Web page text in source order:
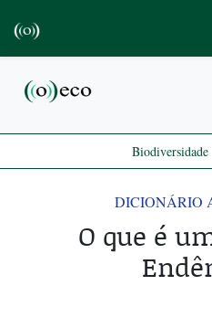
Biodiversidade
DICIONÁRIO
O que é